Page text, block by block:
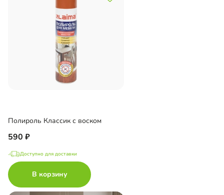
Полироль Классик с воском
590
Доступно для доставки
В корзину